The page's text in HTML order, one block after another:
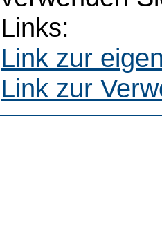
Links:
Link zur
Link zur